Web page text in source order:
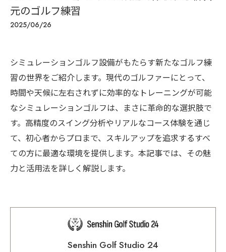
元のゴルフ練習
2025/06/26
シミュレーションゴルフ設備がもたらす新たなゴルフ練
習の世界をご紹介します。現代のゴルファーにとって、
時間や天候に左右されずに効率的なトレーニングが可能
なシミュレーションゴルフは、まさに革命的な選択肢で
す。高精度のスイング分析やリアルなコース体験を通じ
て、初心者からプロまで、スキルアップを追求するすべ
ての方に最適な環境を提供します。本記事では、その魅
力と活用法を詳しく解説します。
Senshin Golf Studio 24